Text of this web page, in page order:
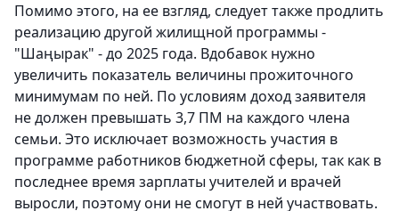
Помимо этого, на ее взгляд, следует также продлить
реализацию другой жилищной программы -
"Шаңырак" - до 2025 года. Вдобавок нужно
увеличить показатель величины прожиточного
минимумам по ней. По условиям доход заявителя
не должен превышать 3,7 ПМ на каждого члена
семьи. Это исключает возможность участия в
программе работников бюджетной сферы, так как в
последнее время зарплаты учителей и врачей
выросли, поэтому они не смогут в ней участвовать.